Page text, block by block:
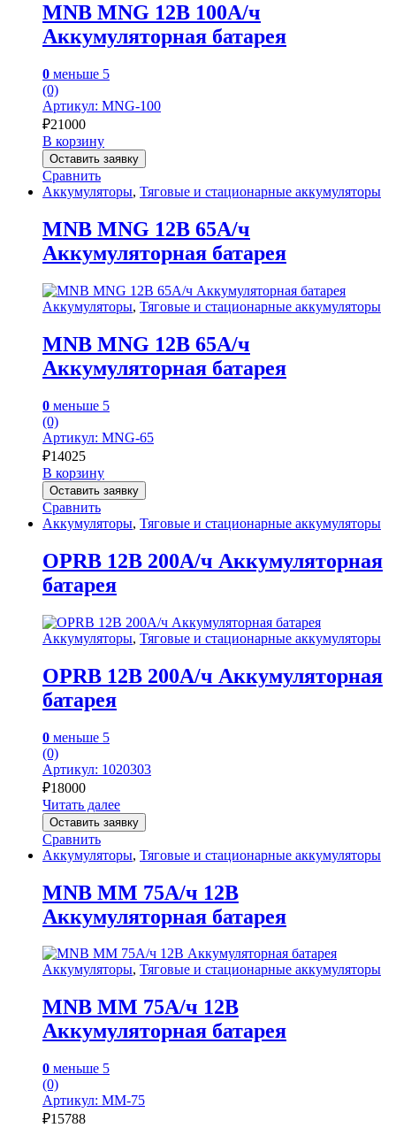
MNB MNG 12В 100А/ч
Аккумуляторная батарея
0 меньше 5
(0)
Артикул: MNG-100
₽21000
В корзину
Оставить заявку
Сравнить
Аккумуляторы, Тяговые и стационарные аккумуляторы
MNB MNG 12В 65А/ч
Аккумуляторная батарея
Аккумуляторы, Тяговые и стационарные аккумуляторы
MNB MNG 12В 65А/ч
Аккумуляторная батарея
0 меньше 5
(0)
Артикул: MNG-65
₽14025
В корзину
Оставить заявку
Сравнить
Аккумуляторы, Тяговые и стационарные аккумуляторы
OPRB 12В 200А/ч Аккумуляторная
батарея
Аккумуляторы, Тяговые и стационарные аккумуляторы
OPRB 12В 200А/ч Аккумуляторная
батарея
0 меньше 5
(0)
Артикул: 1020303
₽18000
Читать далее
Оставить заявку
Сравнить
Аккумуляторы, Тяговые и стационарные аккумуляторы
MNB MM 75А/ч 12В
Аккумуляторная батарея
Аккумуляторы, Тяговые и стационарные аккумуляторы
MNB MM 75А/ч 12В
Аккумуляторная батарея
0 меньше 5
(0)
Артикул: MM-75
₽15788